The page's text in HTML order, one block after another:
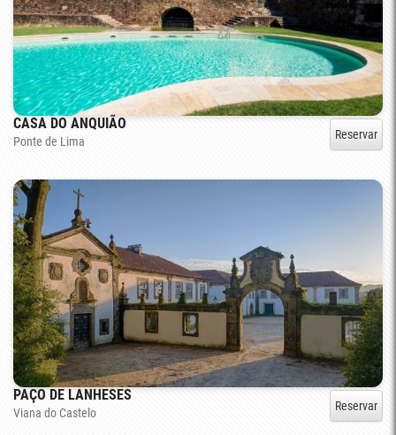
CASA DO ANQUIÃO
Ponte de Lima Reservar
PAÇO DE LANHESES
Viana do Castelo Reservar